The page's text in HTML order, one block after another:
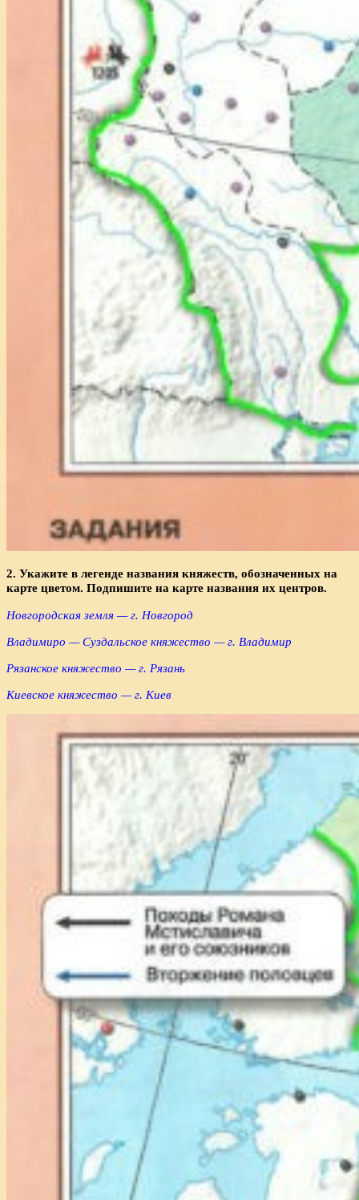
2. Укажите в легенде названия княжеств, обозначенных на
карте цветом. Подпишите на карте названия их центров.
Новгородская земля — г. Новгород
Владимиро — Суздальское княжество — г. Владимир
Рязанское княжество — г. Рязань
Киевское княжество — г. Киев